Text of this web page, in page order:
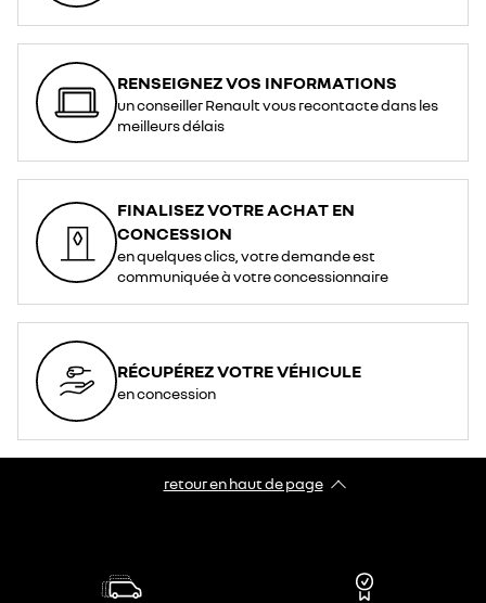
RENSEIGNEZ VOS INFORMATIONS
un conseiller Renault vous recontacte dans les
meilleurs délais
FINALISEZ VOTRE ACHAT EN
CONCESSION
en quelques clics, votre demande est
communiquée à votre concessionnaire
RÉCUPÉREZ VOTRE VÉHICULE
en concession
retour en haut de page​